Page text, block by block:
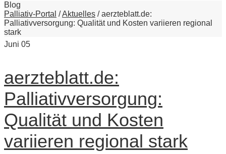
Blog
Palliativ-Portal /Aktuelles /aerzteblatt.de:
Palliativversorgung: Qualität und Kosten variieren regional
stark
Juni 05
aerzteblatt.de:
Palliativversorgung:
Qualität und Kosten
variieren regional stark